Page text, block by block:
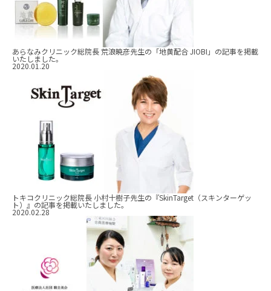
あらなみクリニック総院長 荒浪暁彦先生の「地黄配合 JIOBI」の記事を掲載
いたしました。
2020.01.20
トキコクリニック総院長 小村十樹子先生の『SkinTarget（スキンターゲッ
ト）』の記事を掲載いたしました。
2020.02.28